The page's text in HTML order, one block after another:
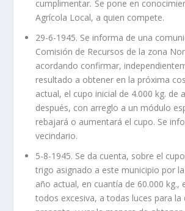
cumplimentar. Se pone en
Agrícola Local, a quien compete.
29-6-1945. Se informa de una
Comisión de Recursos de la zona
acordando confirmar,
resultado a obtener en la próxima
actual, el cupo inicial de 4.000 kg. de
después, con arreglo a un módulo
rebajará o aumentará el cupo. Se
vecindario.
5-8-1945. Se da cuenta, sobre el
trigo asignado a este municipio por
año actual, en cuantía de 60.000 kg.,
todos excesiva, a todas luces para la